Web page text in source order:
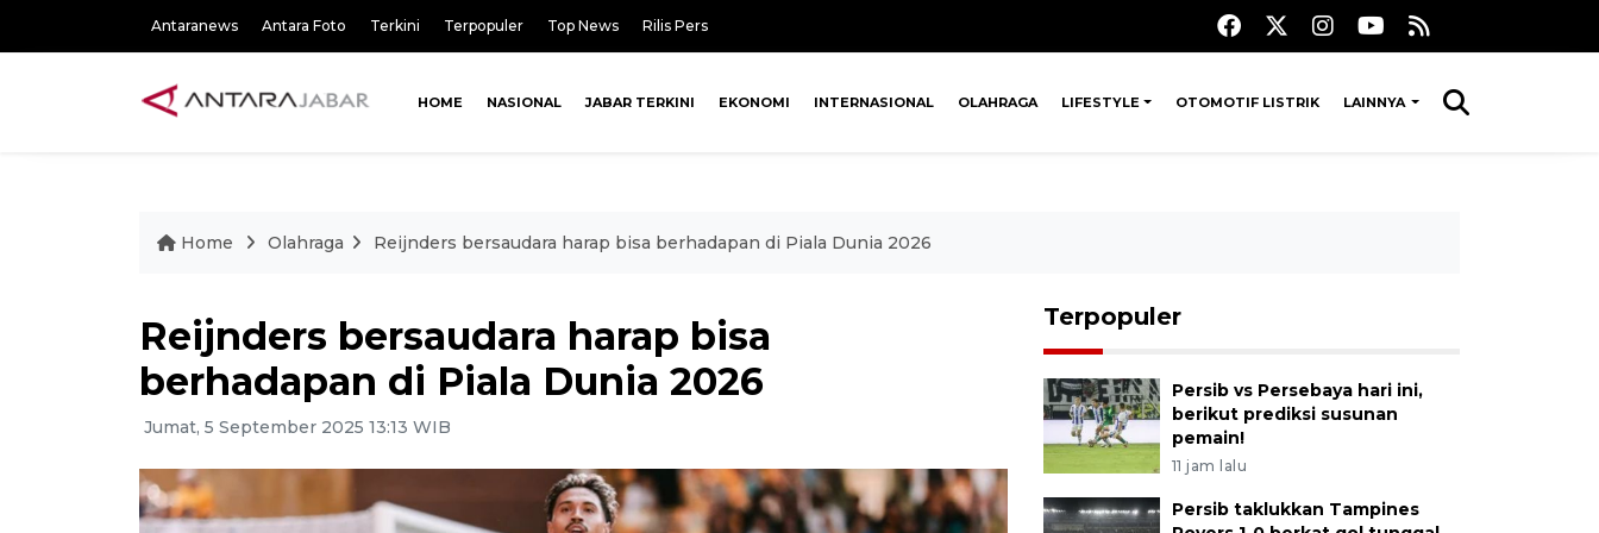
Antaranews Antara Foto Terkini Terpopuler Top News Rilis Pers
HOME NASIONAL JABAR TERKINI EKONOMI INTERNASIONAL OLAHRAGA LIFESTYLE OTOMOTIF LISTRIK LAINNYA
Home Olahraga Reijnders bersaudara harap bisa berhadapan di Piala Dunia 2026
Reijnders bersaudara harap bisa
berhadapan di Piala Dunia 2026
Jumat, 5 September 2025 13:13 WIB
Terpopuler
Persib vs Persebaya hari ini,
berikut prediksi susunan
pemain!
11 jam lalu
Persib taklukkan Tampines